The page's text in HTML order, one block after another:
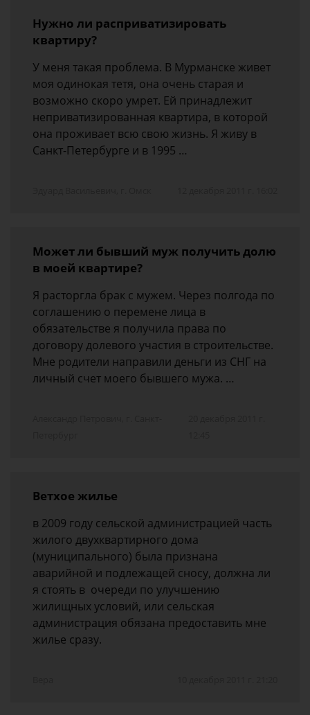
Нужно ли расприватизировать
квартиру?
У меня такая проблема. В Мурманске живет
моя одинокая тетя, она очень старая и
возможно скоро умрет. Ей принадлежит
неприватизированная квартира, в которой
она проживает всю свою жизнь. Я живу в
Санкт-Петербурге и в 1995 …
Может ли бывший муж получить долю
в моей квартире?
Я расторгла брак с мужем. Через полгода по
соглашению о перемене лица в
обязательстве я получила права по
договору долевого участия в строительстве.
Мне родители направили деньги из СНГ на
личный счет моего бывшего мужа. …
Ветхое жилье
в 2009 году сельской администрацией часть
жилого двухквартирного дома
(муниципального) была признана
аварийной и подлежащей сносу, должна ли
я стоять в очереди по улучшению
жилищных условий, или сельская
администрация обязана предоставить мне
жилье сразу.